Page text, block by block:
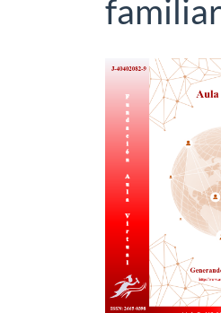
Barra
lateral
del
artículo